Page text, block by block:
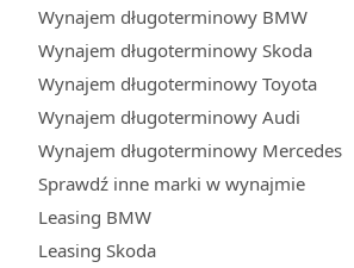
Wynajem długoterminowy BMW
Wynajem długoterminowy Skoda
Wynajem długoterminowy Toyota
Wynajem długoterminowy Audi
Wynajem długoterminowy Mercedes
Sprawdź inne marki w wynajmie
Leasing BMW
Leasing Skoda